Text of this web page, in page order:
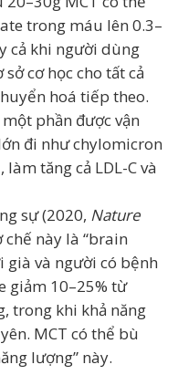
trong máu lên 0.3–
cả khi người dùng
cơ học cho tất cả
hoá tiếp theo.
phần được vận
đi như chylomicron
tăng cả LDL-C và
sự (2020, Nature
chế này là “brain
già và người có bệnh
giảm 10–25% từ
trong khi khả năng
MCT có thể bù
lượng” này.